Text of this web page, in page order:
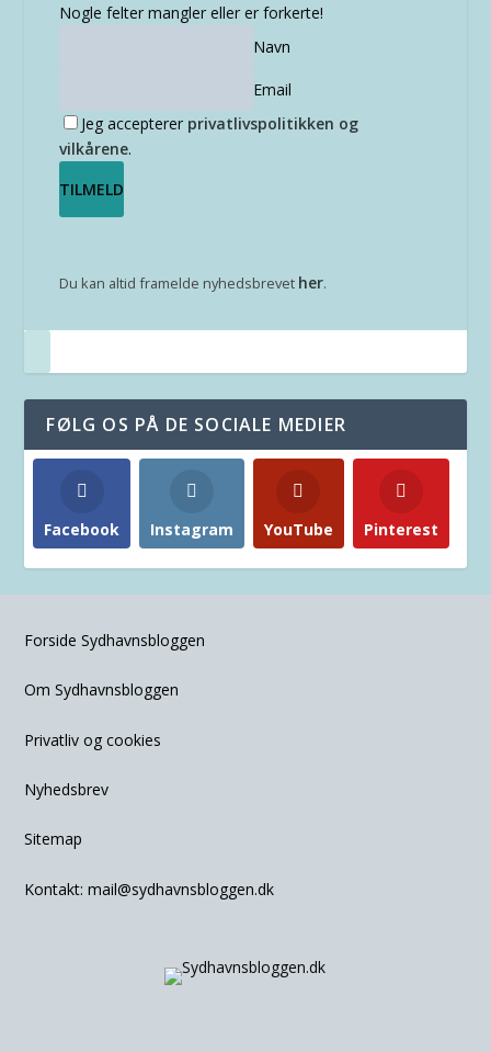
Nogle felter mangler eller er forkerte!
Navn
Email
Jeg accepterer privatlivspolitikken og
vilkårene.
Du kan altid framelde nyhedsbrevet her.
FØLG OS PÅ DE SOCIALE MEDIER
Facebook Instagram YouTube Pinterest
Forside Sydhavnsbloggen
Om Sydhavnsbloggen
Privatliv og cookies
Nyhedsbrev
Sitemap
Kontakt:mail@sydhavnsbloggen.dk